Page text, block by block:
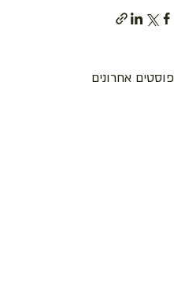
פוסטים אחרונים